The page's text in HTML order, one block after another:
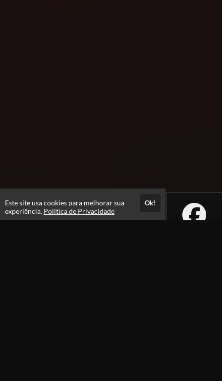
Este site usa cookies para melhorar sua
experiência. Política de Privacidade
Ok!